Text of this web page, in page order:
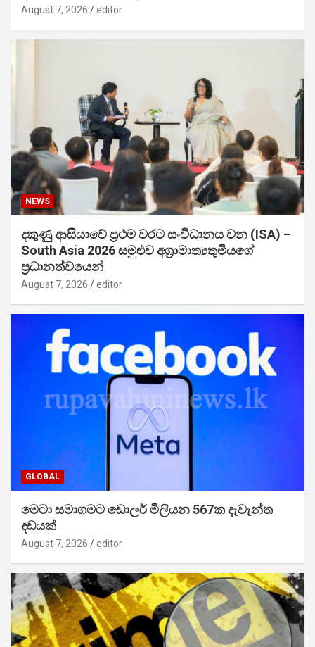
August 7, 2026 editor
NEWS
දකුණු ආසියාවේ ප්‍රථම වරට සංවිධානය වන (ISA) –
South Asia 2026 සමුළුව අග්‍රාමාත්‍යතුමියගේ
ප්‍රධානත්වයෙන්
August 7, 2026 editor
GLOBAL
මෙටා සමාගමට ඩොලර් මිලියන 567ක දැවැන්ත
දඩයක්
August 7, 2026 editor